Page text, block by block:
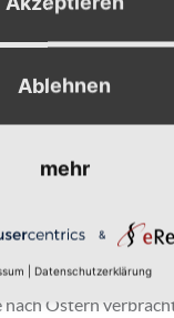
Ronny Gängler
nach
April
nach Ostern
Ablehnen
mehr
&
Datenschutzerklärung